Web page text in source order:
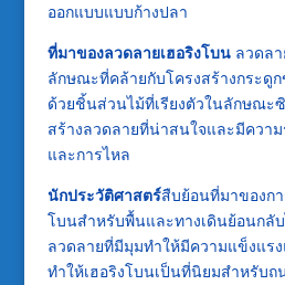
ออกแบบแบบก้างปลา
ที่มาของลวดลายเฮอริงโบนลวดลา
ลักษณะที่คล้ายกับโครงสร้างกระดูก
ด้วยชิ้นส่วนไม้ที่เรียงตัวในลักษณะ
สร้างลวดลายที่น่าสนใจและมีความ
และการไหล
นักประวัติศาสตร์สืบย้อนที่มาของกา
โบนสำหรับพื้นและทางเดินย้อนกลั
ลวดลายที่มีมุมทำให้มีความแข็งแร
ทำให้เฮอริงโบนเป็นที่นิยมสำหรับ